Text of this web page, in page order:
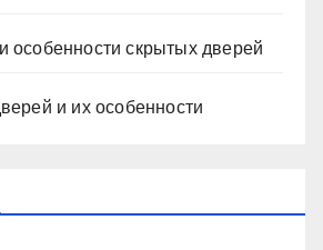
особенности скрытых дверей
и их особенности